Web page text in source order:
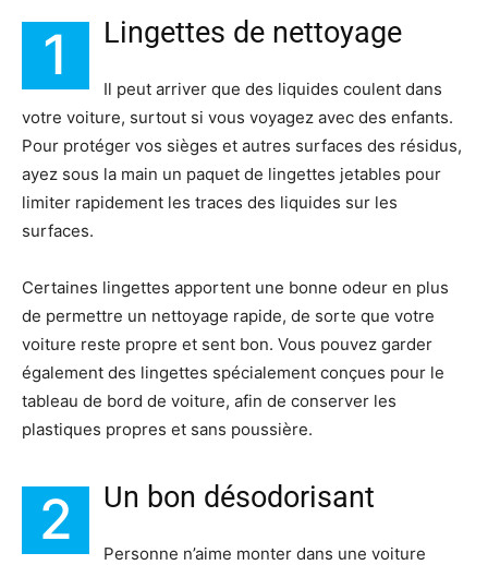
1 Lingettes de nettoyage
Il peut arriver que des liquides coulent dans
votre voiture, surtout si vous voyagez avec des enfants.
Pour protéger vos sièges et autres surfaces des résidus,
ayez sous la main un paquet de lingettes jetables pour
limiter rapidement les traces des liquides sur les
surfaces.
Certaines lingettes apportent une bonne odeur en plus
de permettre un nettoyage rapide, de sorte que votre
voiture reste propre et sent bon. Vous pouvez garder
également des lingettes spécialement conçues pour le
tableau de bord de voiture, afin de conserver les
plastiques propres et sans poussière.
2 Un bon désodorisant
Personne n’aime monter dans une voiture